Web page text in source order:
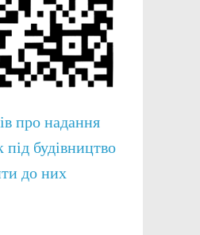
про надання
під будівництво
до них